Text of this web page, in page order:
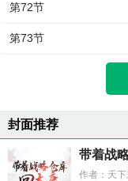
第72节
第73节
封面推荐
带着战
作者：天